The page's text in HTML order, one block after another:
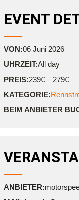
EVENT
VON:06 Juni 2026
UHRZEIT:All day
PREIS:239€ – 279€
KATEGORIE:
BEIM ANBIETER
ANBIETER: